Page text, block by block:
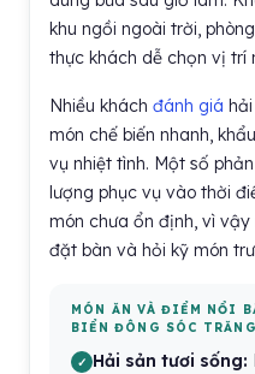
khu ngồi ngoài trời,
thực khách dễ chọn vị trí
Nhiều khách đánh giá
món chế biến nhanh,
vụ nhiệt tình. Một số
lượng phục vụ vào thời
món chưa ổn định, vì vậy
đặt bàn và hỏi kỹ món
MÓN ĂN VÀ ĐIỂM NỔI
BIỂN ĐÔNG SÓC
Hải sản tươi sống: